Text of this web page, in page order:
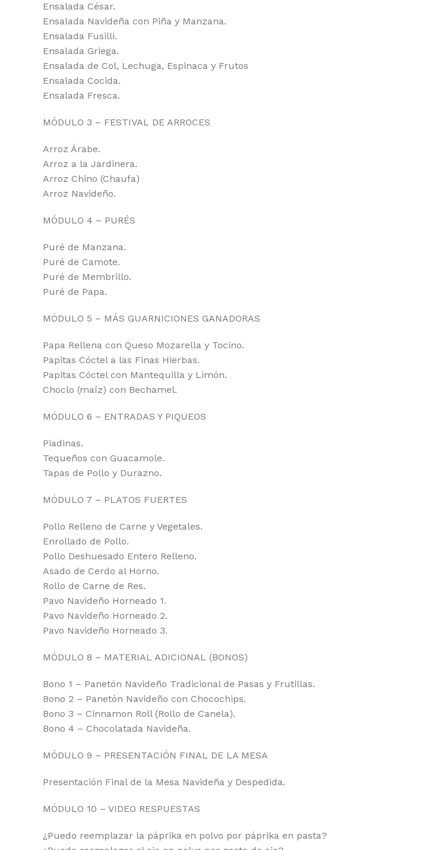
Ensalada César.
Ensalada Navideña con Piña y Manzana.
Ensalada Fusilli.
Ensalada Griega.
Ensalada de Col, Lechuga, Espinaca y Frutos
Ensalada Cocida.
Ensalada Fresca.
MÓDULO 3 – FESTIVAL DE ARROCES
Arroz Árabe.
Arroz a la Jardinera.
Arroz Chino (Chaufa)
Arroz Navideño.
MÓDULO 4 – PURÉS
Puré de Manzana.
Puré de Camote.
Puré de Membrillo.
Puré de Papa.
MÓDULO 5 – MÁS GUARNICIONES GANADORAS
Papa Rellena con Queso Mozarella y Tocino.
Papitas Cóctel a las Finas Hierbas.
Papitas Cóctel con Mantequilla y Limón.
Choclo (maíz) con Bechamel.
MÓDULO 6 – ENTRADAS Y PIQUEOS
Piadinas.
Tequeños con Guacamole.
Tapas de Pollo y Durazno.
MÓDULO 7 – PLATOS FUERTES
Pollo Relleno de Carne y Vegetales.
Enrollado de Pollo.
Pollo Deshuesado Entero Relleno.
Asado de Cerdo al Horno.
Rollo de Carne de Res.
Pavo Navideño Horneado 1.
Pavo Navideño Horneado 2.
Pavo Navideño Horneado 3.
MÓDULO 8 – MATERIAL ADICIONAL (BONOS)
Bono 1 – Panetón Navideño Tradicional de Pasas y Frutillas.
Bono 2 – Panetón Navideño con Chocochips.
Bono 3 – Cinnamon Roll (Rollo de Canela).
Bono 4 – Chocolatada Navideña.
MÓDULO 9 – PRESENTACIÓN FINAL DE LA MESA
Presentación Final de la Mesa Navideña y Despedida.
MÓDULO 10 – VIDEO RESPUESTAS
¿Puedo reemplazar la páprika en polvo por páprika en pasta?